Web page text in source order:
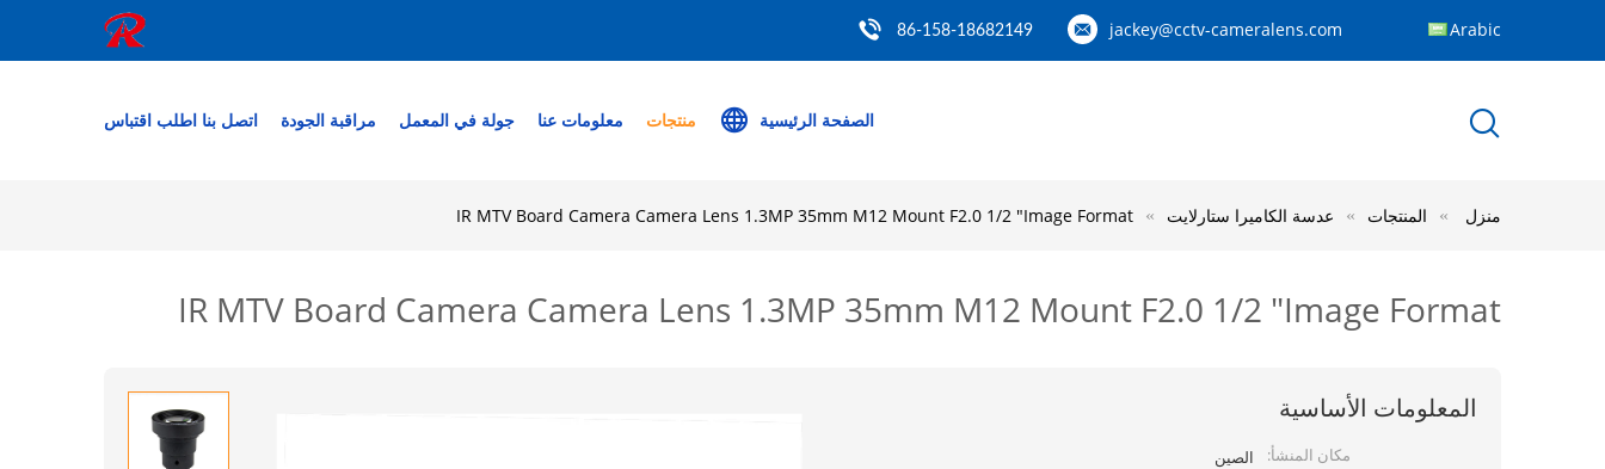
jackey@cctv-cameralens.com
86-158-18682149 Arabic
الصفحة الرئيسية منتجات معلومات عنا جولة في المعمل مراقبة الجودة اتصل بنا اطلب اقتباس
منزل المنتجات عدسة الكاميرا ستارلايت IR MTV Board Camera Camera Lens 1.3MP 35mm M12 Mount F2.0 1/2 "Image Format
IR MTV Board Camera Camera Lens 1.3MP 35mm M12 Mount F2.0 1/2 "Image Format
المعلومات الأساسية
مكان المنشأ:
الصين